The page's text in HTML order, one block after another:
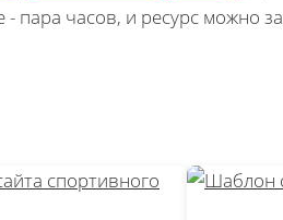
часов, и ресурс можно